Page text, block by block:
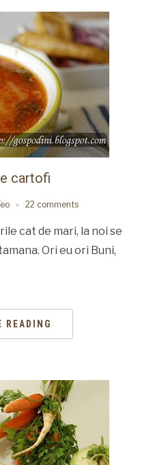
cartofi
22 comments
cat de mari, la noi se
Ori eu ori Buni,
READING